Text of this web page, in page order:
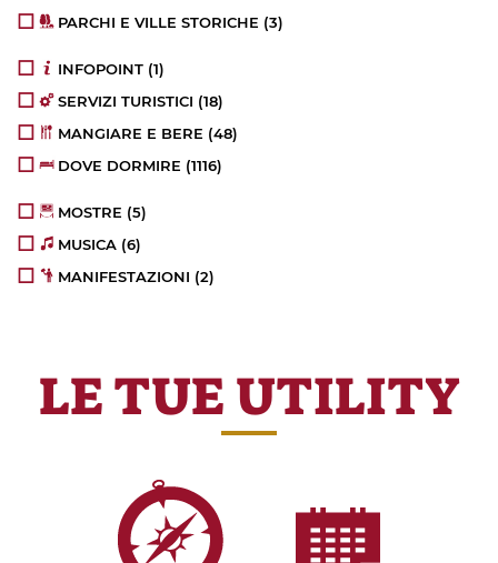
PARCHI E VILLE STORICHE (3)
INFOPOINT (1)
SERVIZI TURISTICI (18)
MANGIARE E BERE (48)
DOVE DORMIRE (1116)
MOSTRE (5)
MUSICA (6)
MANIFESTAZIONI (2)
LE TUE UTILITY